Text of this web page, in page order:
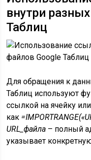
внутри
Таблиц
Для обращения к
Таблиц используют
ссылкой на ячейку
как
URL_файла – полный
указывает